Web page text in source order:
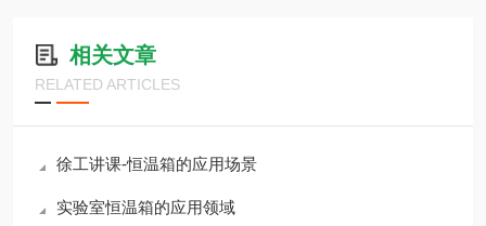
相关文章
RELATED ARTICLES
徐工讲课-恒温箱的应用场景
实验室恒温箱的应用领域